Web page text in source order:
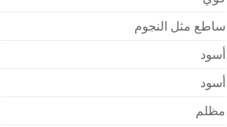
ساطع مثل النجوم
أسود
أسود
مظلم